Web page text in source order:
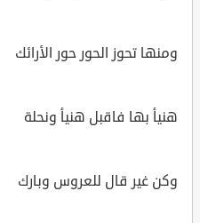
ومنها تحوز الحور حور الأرائك
هنيأ بها فاقبل هنيأ ونحلة
وكن غير قال للعروس وبارك